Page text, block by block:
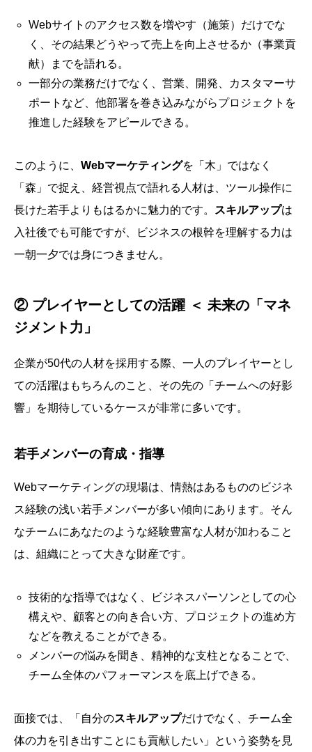
Webサイトのアクセス数を増やす（施策）だけでな
く、その結果どうやって売上を向上させるか（事業貢
献）までを語れる。
一部分の業務だけでなく、営業、開発、カスタマーサ
ポートなど、他部署を巻き込みながらプロジェクトを
推進した経験をアピールできる。
このように、 Webマーケティングを「木」ではなく
「森」で捉え、経営視点で語れる人材は、ツール操作に
長けた若手よりもはるかに魅力的です。
スキルアップは
入社後でも可能ですが、ビジネスの根幹を理解する力は
一朝一夕では身につきません。
② プレイヤーとしての活躍 ＜ 未来の「マネ
ジメント力」
企業が50代の人材を採用する際、一人のプレイヤーとし
ての活躍はもちろんのこと、その先の「チームへの好影
響」を期待しているケースが非常に多いです。
若手メンバーの育成・指導
Webマーケティングの現場は、情熱はあるもののビジネ
ス経験の浅い若手メンバーが多い傾向にあります。そん
なチームにあなたのような経験豊富な人材が加わること
は、組織にとって大きな財産です。
技術的な指導ではなく、ビジネスパーソンとしての心
構えや、顧客との向き合い方、プロジェクトの進め方
などを教えることができる。
メンバーの悩みを聞き、精神的な支柱となることで、
チーム全体のパフォーマンスを底上げできる。
面接では、「自分のスキルアップだけでなく、チーム全
体の力を引き出すことにも貢献したい」という姿勢を見